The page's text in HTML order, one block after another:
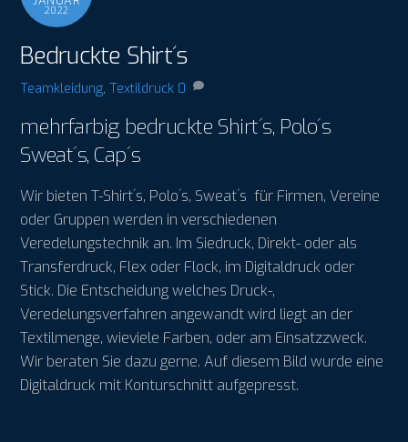
2022
Bedruckte Shirt´s
Teamkleidung,Textildruck 0
mehrfarbig bedruckte Shirt´s, Polo´s
Sweat´s, Cap´s
Wir bieten T-Shirt´s, Polo´s, Sweat´s für Firmen, Vereine
oder Gruppen werden in verschiedenen
Veredelungstechnik an. Im Siedruck, Direkt- oder als
Transferdruck, Flex oder Flock, im Digitaldruck oder
Stick. Die Entscheidung welches Druck-,
Veredelungsverfahren angewandt wird liegt an der
Textilmenge, wieviele Farben, oder am Einsatzzweck.
Wir beraten Sie dazu gerne. Auf diesem Bild wurde eine
Digitaldruck mit Konturschnitt aufgepresst.